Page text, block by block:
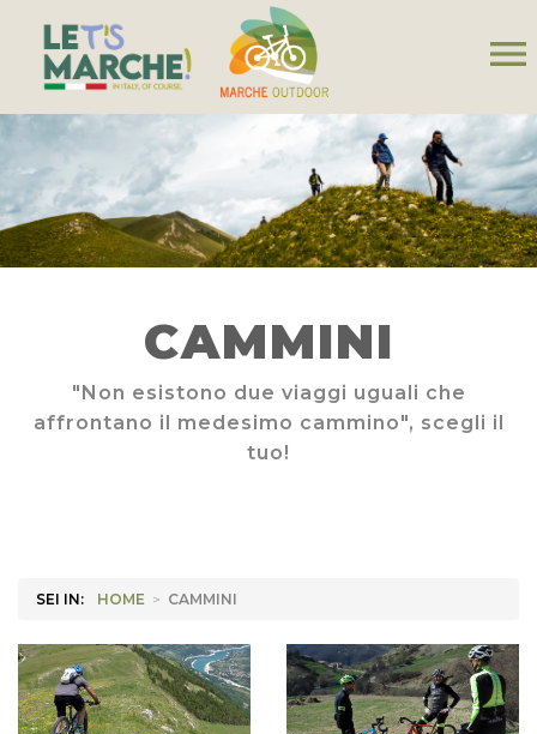
menu
CAMMINI
"Non esistono due viaggi uguali che
affrontano il medesimo cammino", scegli il
tuo!
SEI IN: HOME > CAMMINI